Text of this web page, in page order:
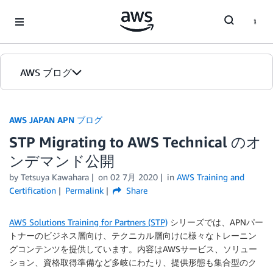
AWS ブログ
カテゴリ
エディション
AWS JAPAN APN ブログ
STP Migrating to AWS Technical のオ
ンデマンド公開
by Tetsuya Kawahara on 02 7月 2020 in AWS Training and
Certification
Permalink Share
AWS Solutions Training for Partners (STP) シリーズでは、APNパー
トナーのビジネス層向け、テクニカル層向けに様々なトレーニン
グコンテンツを提供しています。内容はAWSサービス、ソリュー
ション、資格取得準備など多岐にわたり、提供形態も集合型のク